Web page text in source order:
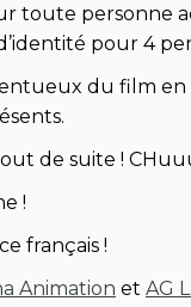
toute personne
pour 4
du film
de suite !
!
français !
Animation et AG